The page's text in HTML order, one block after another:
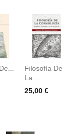
Filosofía De
La...
Precio
25,00 €